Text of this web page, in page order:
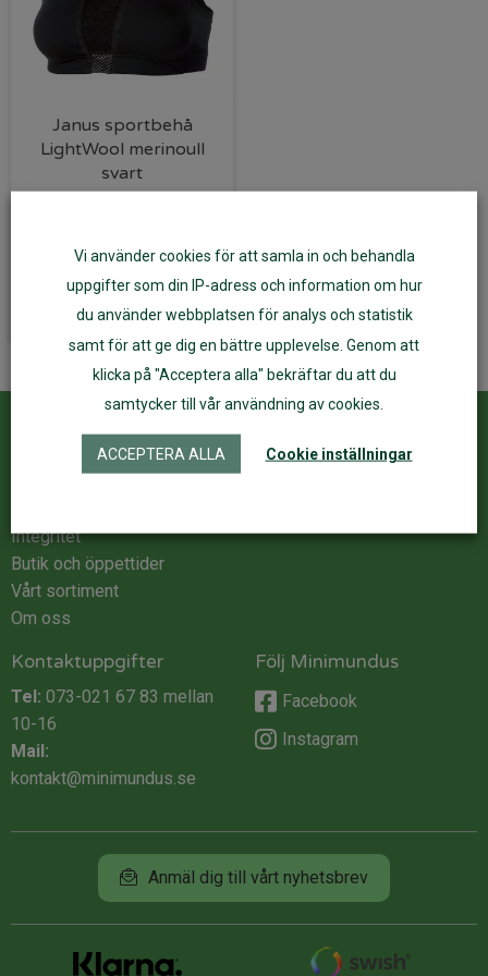
Janus sportbehå
LightWool merinoull
svart
Välj alternativ
Kundservice
Integritet
Butik och öppettider
Vårt sortiment
Om oss
ÅF Login
Kontaktuppgifter
Tel: 073-021 67 83 mellan
10-16
Mail:
kontakt@minimundus.se
Följ Minimundus
Facebook
Instagram
Anmäl dig till vårt nyhetsbrev
Vi använder cookies för att samla in och behandla
uppgifter som din IP-adress och information om hur
du använder webbplatsen för analys och statistik
samt för att ge dig en bättre upplevelse. Genom att
klicka på "Acceptera alla" bekräftar du att du
samtycker till vår användning av cookies.
ACCEPTERA ALLA Cookie inställningar